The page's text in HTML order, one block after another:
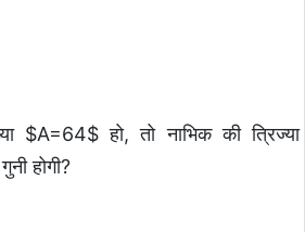
$A=64$हो, तो नाभिक की त्रिज्या
होगी?